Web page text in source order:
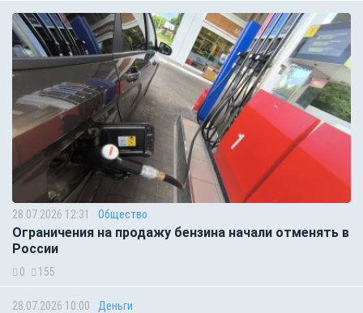
28.07.2026 12:31 Общество
Ограничения на продажу бензина начали отменять в
России
0 155
28.07.2026 10:00 Деньги